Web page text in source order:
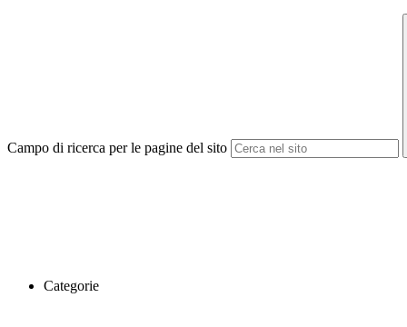
Campo di ricerca per le pagine del sito
Categorie